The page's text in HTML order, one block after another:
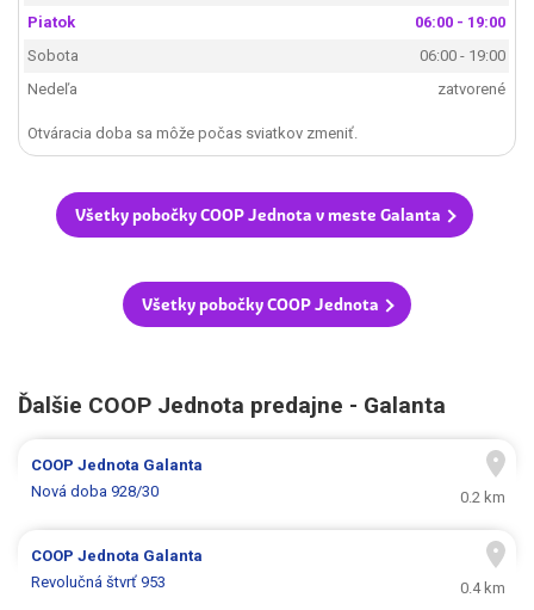
Piatok
06:00 - 19:00
Sobota
06:00 - 19:00
Nedeľa
zatvorené
Otváracia doba sa môže počas sviatkov zmeniť.
Všetky pobočky COOP Jednota v meste Galanta
Všetky pobočky COOP Jednota
Ďalšie COOP Jednota predajne - Galanta
COOP Jednota Galanta
Nová doba 928/30
0.2 km
COOP Jednota Galanta
Revolučná štvrť 953
0.4 km